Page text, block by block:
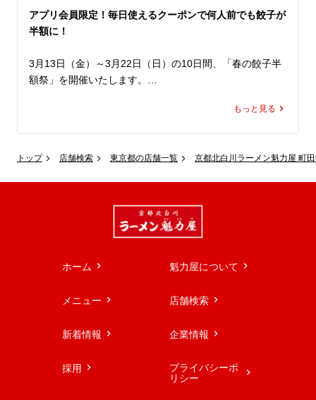
トップ 店舗検索 東京都の店舗一覧 京都北白川ラーメン魁力屋 町
アプリ会員限定！毎日使えるクーポンで何人前でも餃子が
半額に！
3月13日（金）～3月22日（日）の10日間、「春の餃子半
額祭」を開催いたします。
をご提示いただくと、ラーメン1杯ご注文で餃子(5ケ)が何
しかも、何人前でも半額対象。
お好きなラーメンと一緒に。
ラーメンを。
この機会に、魁力屋こだわりのパリッと焼き上げた熱々の
ラーメン魁力屋公式アプリをダウンロードのうえ、この10
もっと見る
ホーム 魁力屋について
メニュー 店舗検索
新着情報 企業情報
採用
プライバシーポ
リシー